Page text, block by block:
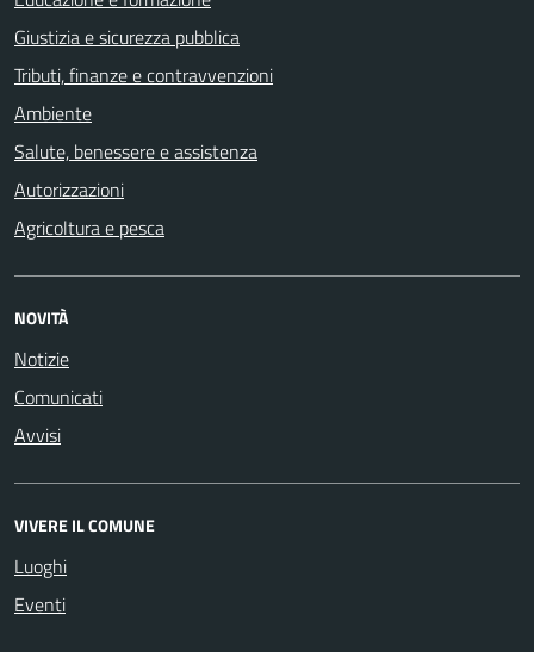
Giustizia e sicurezza pubblica
Tributi, finanze e contravvenzioni
Ambiente
Salute, benessere e assistenza
Autorizzazioni
Agricoltura e pesca
NOVITÀ
Notizie
Comunicati
Avvisi
VIVERE IL COMUNE
Luoghi
Eventi